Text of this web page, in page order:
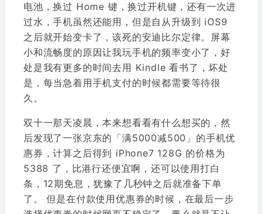
电池，换过 Home 键，换过开机键，还有一次进
过水，手机虽然还能用，但是自从升级到 iOS9
之后就开始变卡了，该死的安迪比尔定律。屏幕
小和流畅度的原因让我玩手机的频率变小了，好
处是我有更多的时间去用 Kindle 看书了，坏处
是，每当急着用手机支付的时候都需要等待很
久。
双十一那天凌晨，本来想看看有什么想买的，然
后发现了一张京东的「满5000减500」的手机优
惠券，计算之后得到 iPhone7 128G 的价格为
5388 了，比港行还便宜啊，还可以使用打白
条，12期免息，犹豫了几秒钟之后就准备下单
了。 但是在付款使用优惠券的时候，在最后一步